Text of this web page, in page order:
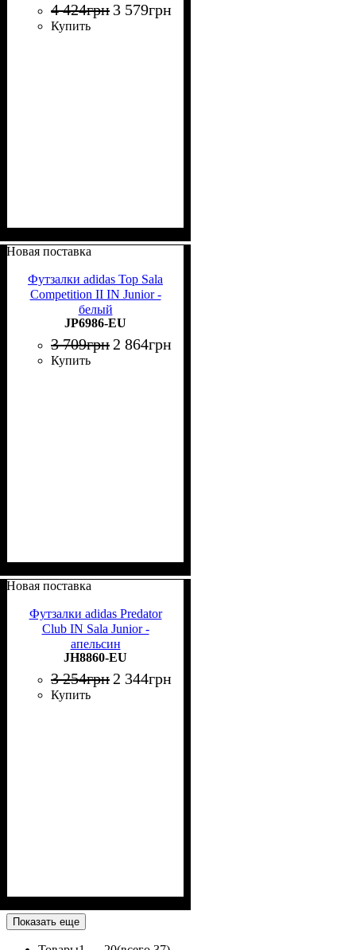
4 424грн 3 579грн
Купить
Новая поставка
Футзалки adidas Top Sala
Competition II IN Junior -
белый
JP6986-EU
3 709грн 2 864грн
Купить
Новая поставка
Футзалки adidas Predator
Club IN Sala Junior -
апельсин
JH8860-EU
3 254грн 2 344грн
Купить
Показать еще